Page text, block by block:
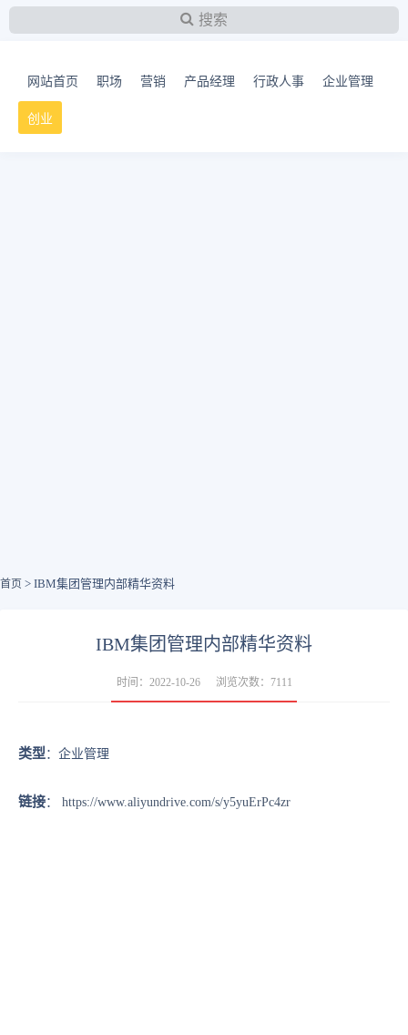
搜索
网站首页 职场 营销 产品经理 行政人事 企业管理
创业
首页 > IBM集团管理内部精华资料
IBM集团管理内部精华资料
时间：2022-10-26 浏览次数：7111
类型 ：企业管理
链接： https://www.aliyundrive.com/s/y5yuErPc4zr